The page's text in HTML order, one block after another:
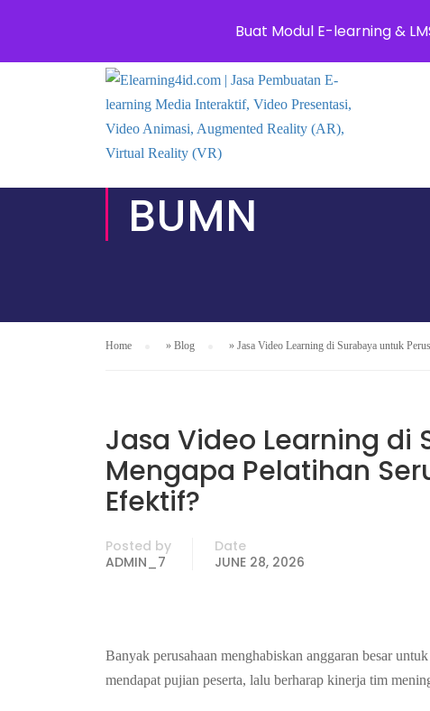
info@elearning4id.com
JASA E-
BUMN
Home » Blog » Jasa Video Learning di Surabaya untuk
Jasa Video Learning di
Mengapa Pelatihan
Efektif?
Posted by
ADMIN_7
Date
JUNE 28, 2026
Banyak perusahaan menghabiskan anggaran besar
mendapat pujian peserta, lalu berharap kinerja tim
Buat Modul E-learning &